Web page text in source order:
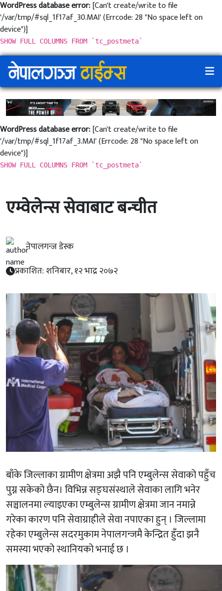
WordPress database error:[Can't create/write to file
'/var/tmp/#sql_1f17af_30.MAI' (Errcode: 28 "No space left on
device")]
SHOW FULL COLUMNS FROM `tc_postmeta`
WordPress database error:[Can't create/write to file
'/var/tmp/#sql_1f17af_3.MAI' (Errcode: 28 "No space left on
device")]
SHOW FULL COLUMNS FROM `tc_postmeta`
एम्वेलेन्स सेवाबाट बन्चीत
नेपालगन्ज डेस्क
प्रकाशित: शनिबार, १२ भाद्र २०७२
बाँके जिल्लाका ग्रामीण क्षेत्रमा अझै पनि एम्बुलेन्स सेवाको पहुँच
पुग्न सकेको छैन। विभिन्न सङ्घसंस्थाले सेवाका लागि भनेर
सञ्चालनमा ल्याइएका एम्बुलेन्स ग्रामीण क्षेत्रमा जान नमान्ने
गरेका कारण पनि सेवाग्राहीले सेवा नपाएका हुन् । जिल्लामा
रहेका एम्बुलेन्स सदरमुकाम नेपालगन्जमै केन्द्रित हुँदा झनै
समस्या भएको स्थानियको भनाई छ ।